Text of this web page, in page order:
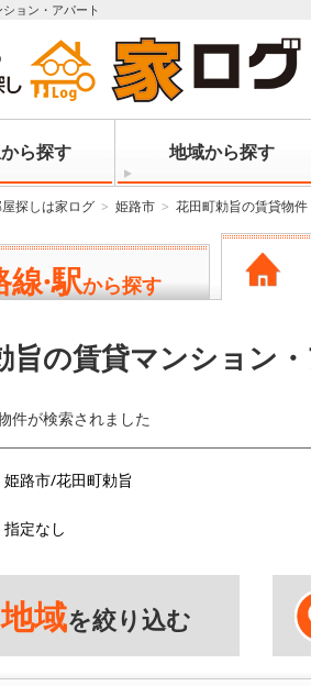
ョン・アパート
ら探す 地域から探す
探しは家ログ 姫路市 花田町勅旨の賃貸物件
線·駅から探す
旨の賃貸マンション
件が検索されました
姫路市/花田町勅旨
指定なし
地域を絞り込む